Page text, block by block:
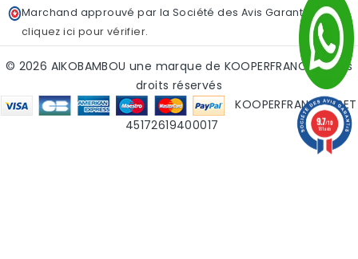
Marchand approuvé par la Société des Avis Garantis,
cliquez ici pour vérifier.
© 2026 AIKOBAMBOU une marque de KOOPERFRANCE - tous
droits réservés
KOOPERFRANCE SIRET
45172619400017
9.7/10
181 avis